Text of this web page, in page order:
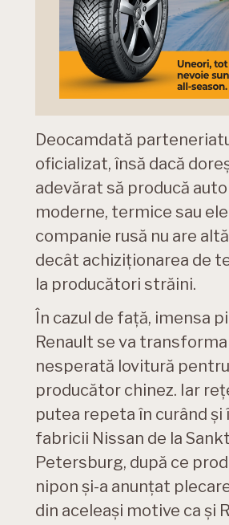
Deocamdată
oficializat, însă dacă
adevărat să producă
moderne, termice sau
companie rusă nu are
decât achiziționarea de
la producători străini.
În cazul de față, imensa
Renault se va
nesperată lovitură
producător chinez. Iar
putea repeta în curând și
fabricii Nissan de la
Petersburg, după ce
nipon și-a anunțat
din aceleași motive ca și